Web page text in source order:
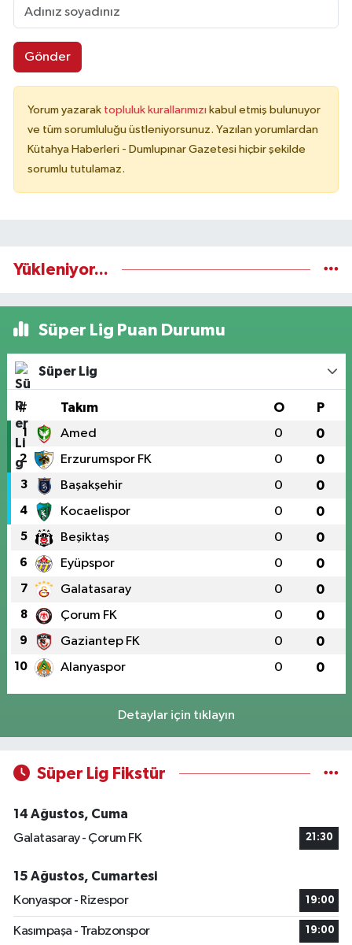
Gönder
Yorum yazarak topluluk kurallarımızı kabul etmiş bulunuyor
ve tüm sorumluluğu üstleniyorsunuz. Yazılan yorumlardan
Kütahya Haberleri - Dumlupınar Gazetesi hiçbir şekilde
sorumlu tutulamaz.
Yükleniyor...
Süper Lig Puan Durumu
Süper Lig
# Takım O P
1 Amed 0 0
2 Erzurumspor FK 0 0
3 Başakşehir 0 0
4 Kocaelispor 0 0
5 Beşiktaş 0 0
6 Eyüpspor 0 0
7 Galatasaray 0 0
8 Çorum FK 0 0
9 Gaziantep FK 0 0
10 Alanyaspor 0 0
Detaylar için tıklayın
Süper Lig Fikstür
14 Ağustos, Cuma
Galatasaray - Çorum FK
21:30
15 Ağustos, Cumartesi
Konyaspor - Rizespor
19:00
Kasımpaşa - Trabzonspor 19:00